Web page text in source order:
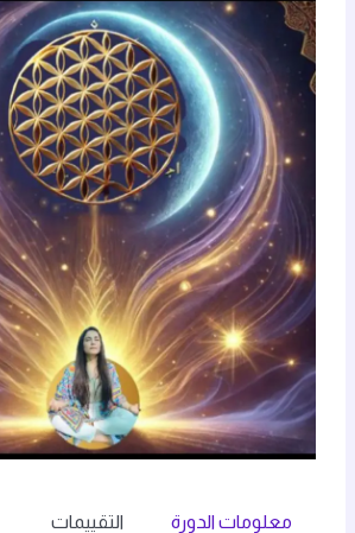
معلومات الدورة التقييمات